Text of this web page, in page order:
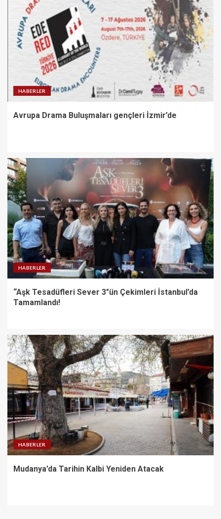
HABERLER
Avrupa Drama Buluşmaları gençleri İzmir’de
HABERLER
“Aşk Tesadüfleri Sever 3″ün Çekimleri İstanbul’da
Tamamlandı!
HABERLER
Mudanya’da Tarihin Kalbi Yeniden Atacak